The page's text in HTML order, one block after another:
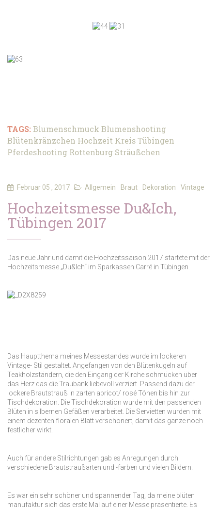
TAGS:Blumenschmuck Blumenshooting
Blütenkränzchen Hochzeit Kreis Tübingen
Pferdeshooting Rottenburg Sträußchen
Februar 05 , 2017 Allgemein Braut Dekoration Vintage
Hochzeitsmesse Du&Ich,
Tübingen 2017
Das neue Jahr und damit die Hochzeitssaison 2017 startete mit der
Hochzeitsmesse „Du&Ich“ im Sparkassen Carré in Tübingen.
Das Hauptthema meines Messestandes wurde im lockeren
Vintage- Stil gestaltet. Angefangen von den Blütenkugeln auf
Teakholzständern, die den Eingang der Kirche schmücken über
das Herz das die Traubank liebevoll verziert. Passend dazu der
lockere Brautstrauß in zarten apricot/ rosé Tönen bis hin zur
Tischdekoration. Die Tischdekoration wurde mit den passenden
Blüten in silbernen Gefäßen verarbeitet. Die Servietten wurden mit
einem dezenten floralen Blatt verschönert, damit das ganze noch
festlicher wirkt.
Auch für andere Stilrichtungen gab es Anregungen durch
verschiedene Brautstraußarten und -farben und vielen Bildern.
Es war ein sehr schöner und spannender Tag, da meine blüten
manufaktur sich das erste Mal auf einer Messe präsentierte. Es